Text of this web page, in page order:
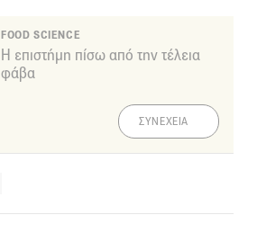
FOOD SCIENCE
Η επιστήμη πίσω από την τέλεια
φάβα
ΣΥΝΕΧΕΙΑ